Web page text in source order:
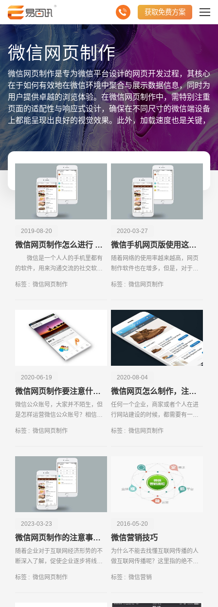
获取免费方案
微信网页制作
微信网页制作是专为微信平台设计的网页开发过程，其核心
在于如何有效地在微信环境中聚合与展示数据信息，同时为
用户提供卓越的浏览体验。在微信网页制作中，需特别注重
页面的适配性与响应式设计，确保在不同尺寸的微信端设备
上都能呈现出良好的视觉效果。此外，加载速度也是关键，
要采用优化的图片、代码和技术手段，实现快速加载，提升
用户体验。内容布局要简洁明了，便于用户快速获取所需信
息。同时，交互设计也需考虑微信用户的操作习惯，如点
击、滑动等，力求打造流畅自然的交互体验。综上所述，微
信网页制作是一个综合性的创作过程，旨在通过精心的设
计、优化的技术与符合微信生态的用户体验，打造一个既实
用又吸引人的数据信息聚合平台，有效提升品牌在微信端的
传播与影响力。
2019-08-20
微信网页制作怎么进行 步骤有哪些
微信是一个人人的手机里都有
的软件，用来沟通交流的社交软
跟正常的浏览器里的网页是差不多
标签 : 微信网页制作
2020-03-27
微信手机网页版使用这些常识要知晓
随着网络的使用率越来越高，网页
制作软件也在增多，但是，对于不
的制作软件，还是不了解。其实在
学，还是可以学会的，当
标签 : 微信网页制作
2020-06-19
微信网页制作要注意什么问题
微信公众账号，大家并不陌生，但
是怎样运营微信公众账号？相信很
起来看看微信公众帐号的运营技
标签 : 微信网页制作
2020-08-04
微信网页怎么制作，注意事项有哪些？
任何一个企业，商家或者个人在进
行网站建设的时候，都需要有一个
一个创意合集，可以给浏览者眼前
标签 : 微信网页制作
2023-03-23
微信网页制作的注意事项有哪些
随着企业对于互联网经济形势的不
断深入了解，促使企业逐步将线下
使企业纷纷开始制作自己的企业官
标签 : 微信网页制作
2016-05-20
微信营销技巧
为什么不能去找懂互联网传播的人
做互联网传播呢？这里指的绝不是
高枕无忧吗？事实上，他们也需要
传统
标签 : 微信营销
请输入您的公司名称 名字
电话 微信号